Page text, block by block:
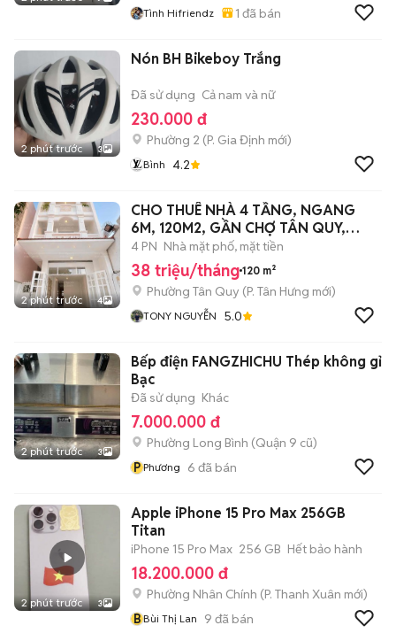
Tình Hifriendz 1 đã bán
2 phút trước 3
Nón BH Bikeboy Trắng
Đã sử dụng Cả nam và nữ
230.000 đ
Phường 2 (P. Gia Định mới)
Bình 4.2
2 phút trước 4
CHO THUÊ NHÀ 4 TẦNG, NGANG
6M, 120M2, GẦN CHỢ TÂN QUY,
QUẬN 7
4 PN Nhà mặt phố, mặt tiền
38 triệu/tháng 120 m²
Phường Tân Quy (P. Tân Hưng mới)
TONY NGUYỄN 5.0
2 phút trước 3
Bếp điện FANGZHICHU Thép không gỉ
Bạc
Đã sử dụng Khác
7.000.000 đ
Phường Long Bình (Quận 9 cũ)
P Phương 6 đã bán
2 phút trước 3
Apple iPhone 15 Pro Max 256GB
Titan
iPhone 15 Pro Max 256 GB Hết bảo hành
18.200.000 đ
Phường Nhân Chính (P. Thanh Xuân mới)
BBùi Thị Lan 9 đã bán